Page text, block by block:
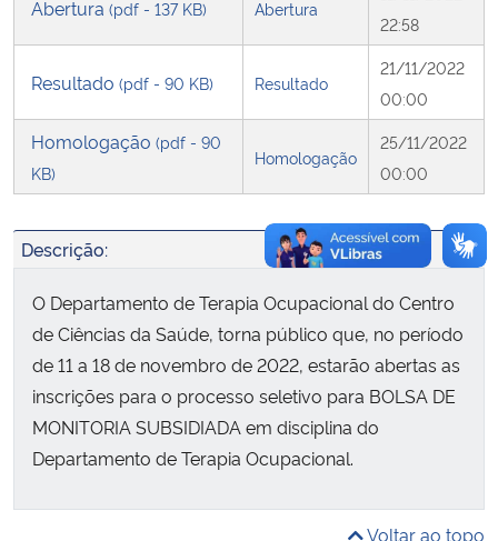
Secretaria-Geral
Gabinete de Segurança Institucional
Advocacia-Geral da União
Banco Central do Brasil
Planalto
Abertura (pdf - 137 KB) Abertura
22:58
Resultado (pdf - 90 KB) Resultado
21/11/2022
00:00
Homologação (pdf - 90
KB)
Homologação
25/11/2022
00:00
Descrição:
O Departamento de Terapia Ocupacional do Centro
de Ciências da Saúde, torna público que, no período
de 11 a 18 de novembro de 2022, estarão abertas as
inscrições para o processo seletivo para BOLSA DE
MONITORIA SUBSIDIADA em disciplina do
Departamento de Terapia Ocupacional.
Voltar ao topo